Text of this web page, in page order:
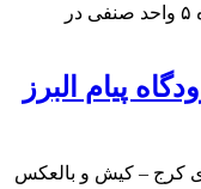
محمد نصیری گفت: در ۴۵ بازدید انجام شده ۵ واحد صنفی در
پیام البرز
کرج – کیش و بالعکس